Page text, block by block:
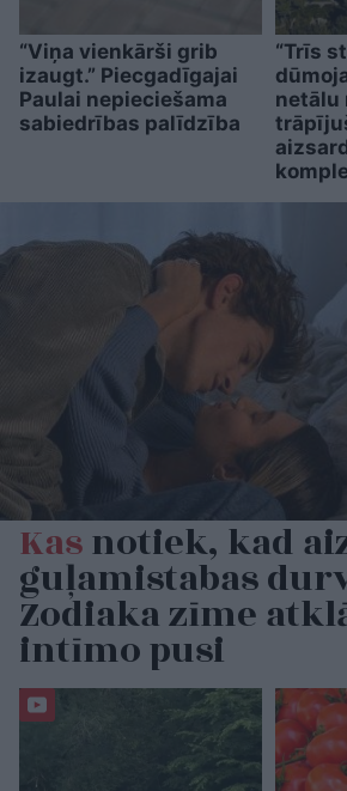
“Viņa vienkārši grib
izaugt.” Piecgadīgajai
Paulai nepieciešama
sabiedrības palīdzība
“Trīs
netālu
Kasnotiek, kad
guļamistabas
Zodiaka zīme
intīmo pusi